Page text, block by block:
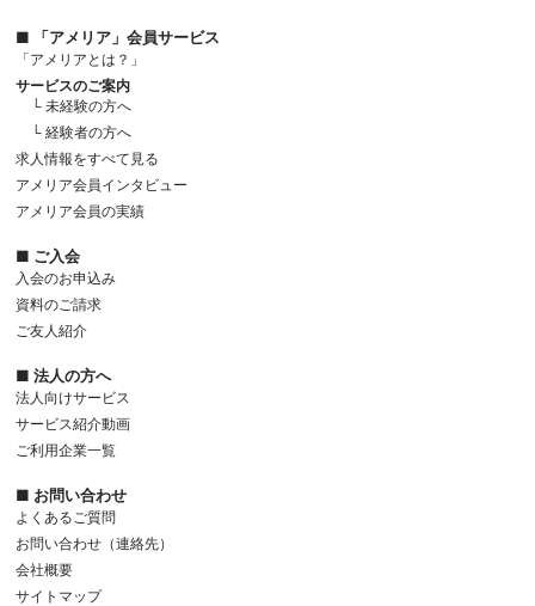
■ 「アメリア」会員サービス
「アメリアとは？」
サービスのご案内
└ 未経験の方へ
└ 経験者の方へ
求人情報をすべて見る
アメリア会員インタビュー
アメリア会員の実績
■ ご入会
入会のお申込み
資料のご請求
ご友人紹介
■ 法人の方へ
法人向けサービス
サービス紹介動画
ご利用企業一覧
■ お問い合わせ
よくあるご質問
お問い合わせ（連絡先）
会社概要
サイトマップ